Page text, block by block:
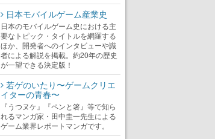
日本モバイルゲーム産業史
日本のモバイルゲーム史における主
要なトピック・タイトルを網羅する
ほか、開発者へのインタビューや識
者による解説を掲載。約20年の歴史
が一望できる決定版！
若ゲのいたり〜ゲームクリエ
イターの青春〜
『うつヌケ』『ペンと箸』等で知ら
れるマンガ家・田中圭一先生による
ゲーム業界レポートマンガです。